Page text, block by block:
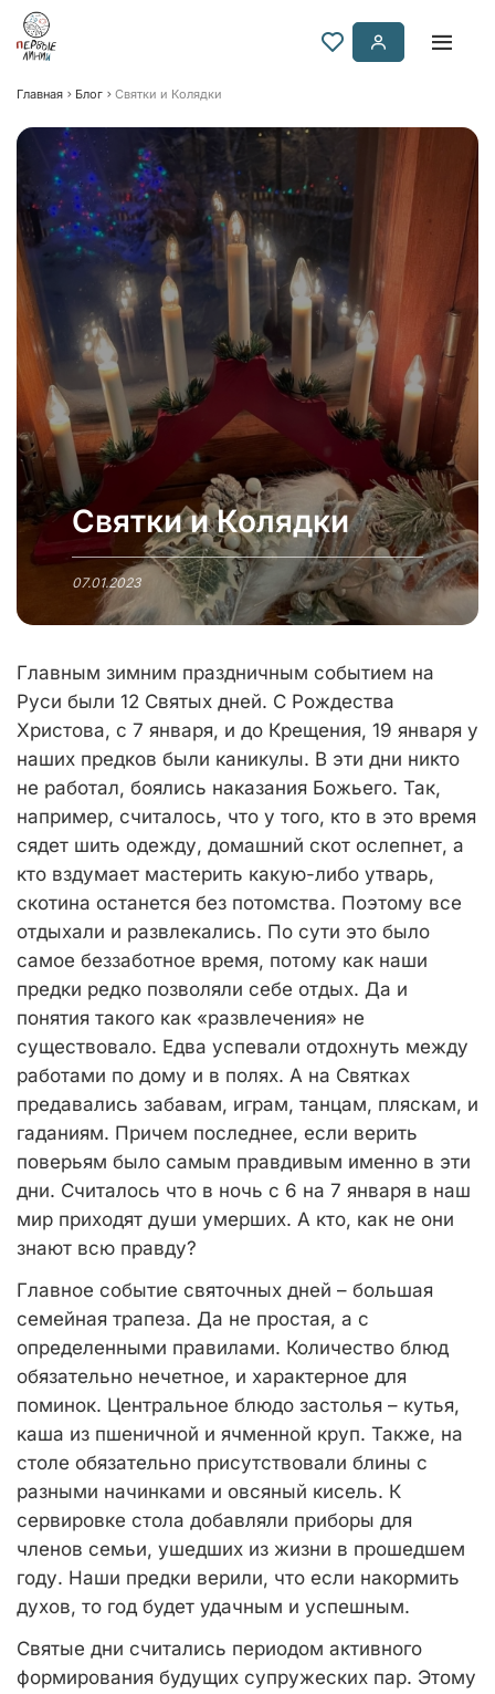
Главная Блог Святки и Колядки
Святки и Колядки
07.01.2023
Главным зимним праздничным событием на
Руси были 12 Святых дней. С Рождества
Христова, с 7 января, и до Крещения, 19 января у
наших предков были каникулы. В эти дни никто
не работал, боялись наказания Божьего. Так,
например, считалось, что у того, кто в это время
сядет шить одежду, домашний скот ослепнет, а
кто вздумает мастерить какую-либо утварь,
скотина останется без потомства. Поэтому все
отдыхали и развлекались. По сути это было
самое беззаботное время, потому как наши
предки редко позволяли себе отдых. Да и
понятия такого как «развлечения» не
существовало. Едва успевали отдохнуть между
работами по дому и в полях. А на Святках
предавались забавам, играм, танцам, пляскам, и
гаданиям. Причем последнее, если верить
поверьям было самым правдивым именно в эти
дни. Считалось что в ночь с 6 на 7 января в наш
мир приходят души умерших. А кто, как не они
знают всю правду?
Главное событие святочных дней – большая
семейная трапеза. Да не простая, а с
определенными правилами. Количество блюд
обязательно нечетное, и характерное для
поминок. Центральное блюдо застолья – кутья,
каша из пшеничной и ячменной круп. Также, на
столе обязательно присутствовали блины с
разными начинками и овсяный кисель. К
сервировке стола добавляли приборы для
членов семьи, ушедших из жизни в прошедшем
году. Наши предки верили, что если накормить
духов, то год будет удачным и успешным.
Святые дни считались периодом активного
формирования будущих супружеских пар. Этому